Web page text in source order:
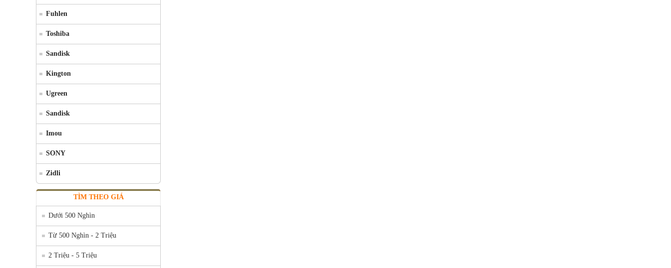
Fuhlen
Toshiba
Sandisk
Kington
Ugreen
Sandisk
Imou
SONY
Zidli
TÌM THEO GIÁ
Dưới 500 Nghìn
Từ 500 Nghìn - 2 Triệu
2 Triệu - 5 Triệu